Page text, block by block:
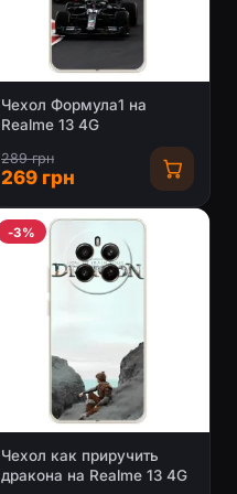
Чехол Формула1 на
Realme 13 4G
289 грн
269 грн
-3%
Чехол как приручить
дракона на Realme 13 4G